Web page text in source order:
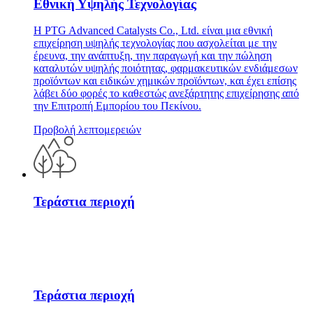
Εθνική Υψηλής Τεχνολογίας
Η PTG Advanced Catalysts Co., Ltd. είναι μια εθνική
επιχείρηση υψηλής τεχνολογίας που ασχολείται με την
έρευνα, την ανάπτυξη, την παραγωγή και την πώληση
καταλυτών υψηλής ποιότητας, φαρμακευτικών ενδιάμεσων
προϊόντων και ειδικών χημικών προϊόντων, και έχει επίσης
λάβει δύο φορές το καθεστώς ανεξάρτητης επιχείρησης από
την Επιτροπή Εμπορίου του Πεκίνου.
Προβολή λεπτομερειών
Τεράστια περιοχή
Τεράστια περιοχή